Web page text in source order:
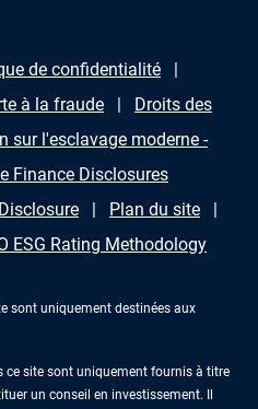
de confidentialité
à la fraude
Droits des
sur l'esclavage moderne -
Finance Disclosures
Plan du site
ESG Rating Methodology
sont uniquement destinées aux
ce site sont uniquement fournis à titre
un conseil en investissement. Il